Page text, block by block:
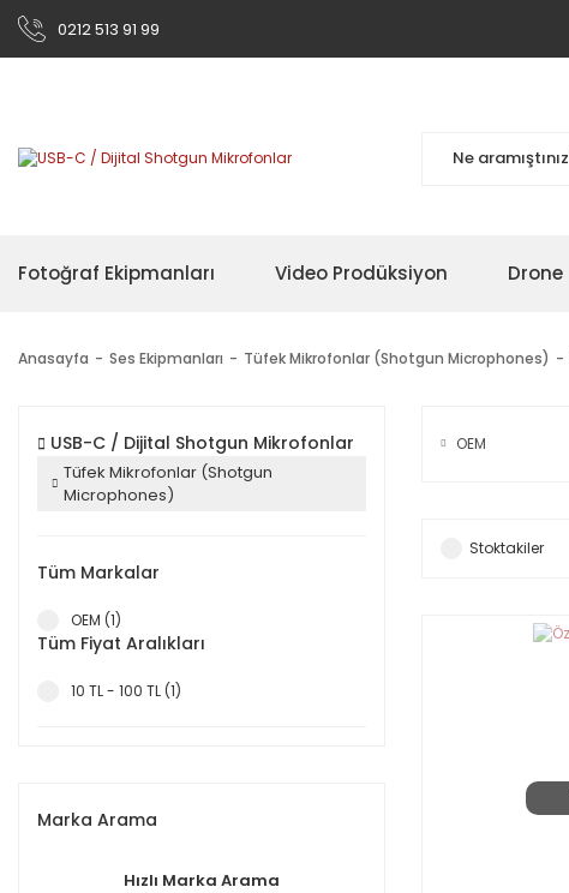
0212 513 91 99
Fotoğraf Ekipmanları Video Prodüksiyon Drone
Anasayfa Ses Ekipmanları Tüfek Mikrofonlar (Shotgun Microphones)
USB-C / Dijital Shotgun Mikrofonlar
Tüfek Mikrofonlar (Shotgun
Microphones)
Tüm Markalar
OEM (1)
Tüm Fiyat Aralıkları
10 TL - 100 TL (1)
Marka Arama
Hızlı Marka Arama
OEM
Stoktakiler